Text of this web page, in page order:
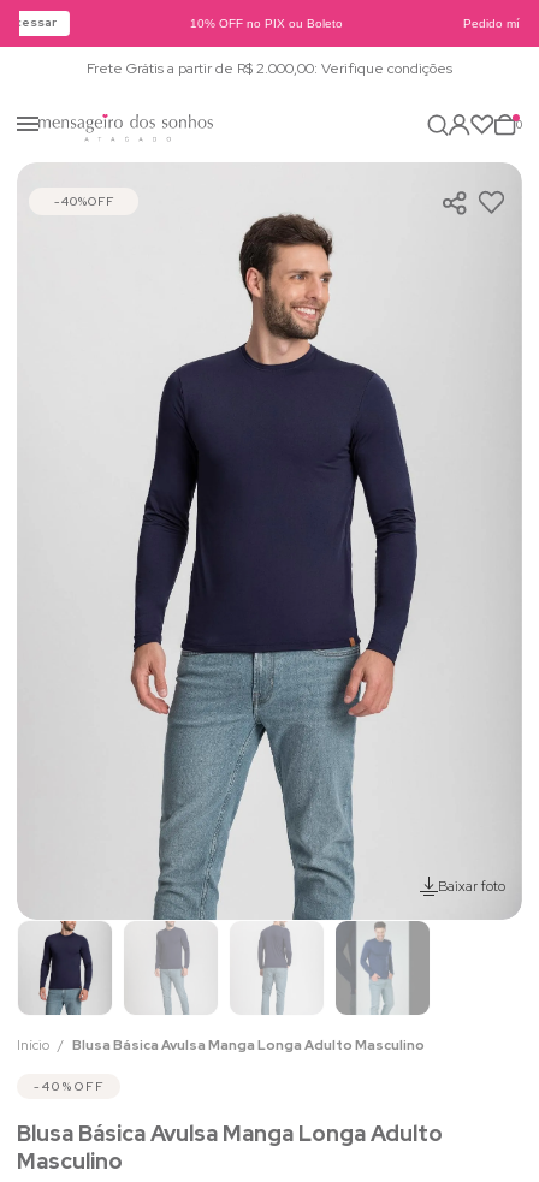
Acessar 10% OFF no PIX ou Boleto Pedido
Frete Grátis a partir de R$ 2.000,00: Verifique condições
0
40%OFF
Baixar foto
Início Blusa Básica Avulsa Manga Longa Adulto Masculino
40% OFF
Blusa Básica Avulsa Manga Longa Adulto
Masculino